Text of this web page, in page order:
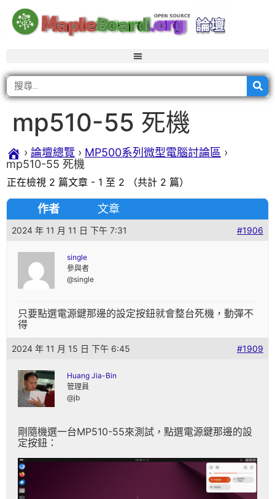
mp510-55 死機
› 論壇總覽 › MP500系列微型電腦討論區 ›
mp510-55 死機
正在檢視 2 篇文章 - 1 至 2 （共計 2 篇）
作者 文章
2024 年 11 月 11 日 下午 7:31 #1906
single
參與者
@single
只要點選電源鍵那邊的設定按鈕就會整台死機，動彈不
得
2024 年 11 月 15 日 下午 6:45 #1909
Huang Jia-Bin
管理員
@jb
剛隨機選一台MP510-55來測試，點選電源鍵那邊的設
定按鈕：